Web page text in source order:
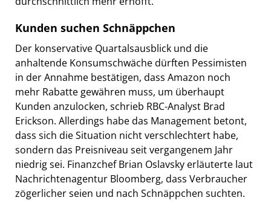
Kunden suchen Schnäppchen
Der konservative Quartalsausblick und die
anhaltende Konsumschwäche dürften Pessimisten
in der Annahme bestätigen, dass Amazon noch
mehr Rabatte gewähren muss, um überhaupt
Kunden anzulocken, schrieb RBC-Analyst Brad
Erickson. Allerdings habe das Management betont,
dass sich die Situation nicht verschlechtert habe,
sondern das Preisniveau seit vergangenem Jahr
niedrig sei. Finanzchef Brian Oslavsky erläuterte laut
Nachrichtenagentur Bloomberg, dass Verbraucher
zögerlicher seien und nach Schnäppchen suchten.